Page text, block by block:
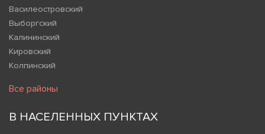
Василеостровский
Выборгский
Калининский
Кировский
Колпинский
Все районы
В НАСЕЛЕННЫХ ПУНКТАХ